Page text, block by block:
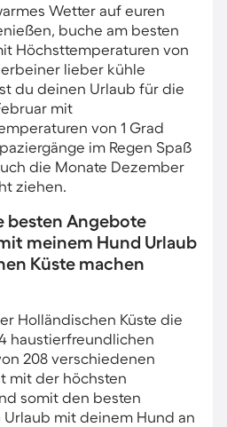
Wetter auf euren
buche am besten
Höchsttemperaturen von
lieber kühle
du deinen Urlaub für die
mit
von 1 Grad
im Regen Spaß
die Monate Dezember
ziehen.
besten Angebote
meinem Hund Urlaub
Küste machen
Holländischen Küste die
haustierfreundlichen
208 verschiedenen
mit der höchsten
somit den besten
mit deinem Hund an